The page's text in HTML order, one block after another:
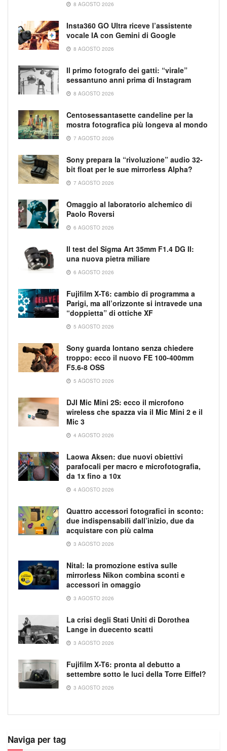
8 AGOSTO 2026
Insta360 GO Ultra riceve l’assistente
vocale IA con Gemini di Google
8 AGOSTO 2026
Il primo fotografo dei gatti: “virale”
sessantuno anni prima di Instagram
8 AGOSTO 2026
Centosessantasette candeline per la
mostra fotografica più longeva al mondo
7 AGOSTO 2026
Sony prepara la “rivoluzione” audio 32-
bit float per le sue mirrorless Alpha?
7 AGOSTO 2026
Omaggio al laboratorio alchemico di
Paolo Roversi
6 AGOSTO 2026
Il test del Sigma Art 35mm F1.4 DG II:
una nuova pietra miliare
6 AGOSTO 2026
Fujifilm X-T6: cambio di programma a
Parigi, ma all’orizzonte si intravede una
“doppietta” di ottiche XF
5 AGOSTO 2026
Sony guarda lontano senza chiedere
troppo: ecco il nuovo FE 100-400mm
F5.6-8 OSS
5 AGOSTO 2026
DJI Mic Mini 2S: ecco il microfono
wireless che spazza via il Mic Mini 2 e il
Mic 3
4 AGOSTO 2026
Laowa Aksen: due nuovi obiettivi
parafocali per macro e microfotografia,
da 1x fino a 10x
4 AGOSTO 2026
Quattro accessori fotografici in sconto:
due indispensabili dall’inizio, due da
acquistare con più calma
3 AGOSTO 2026
Nital: la promozione estiva sulle
mirrorless Nikon combina sconti e
accessori in omaggio
3 AGOSTO 2026
La crisi degli Stati Uniti di Dorothea
Lange in duecento scatti
3 AGOSTO 2026
Fujifilm X-T6: pronta al debutto a
settembre sotto le luci della Torre Eiffel?
3 AGOSTO 2026
Naviga per tag